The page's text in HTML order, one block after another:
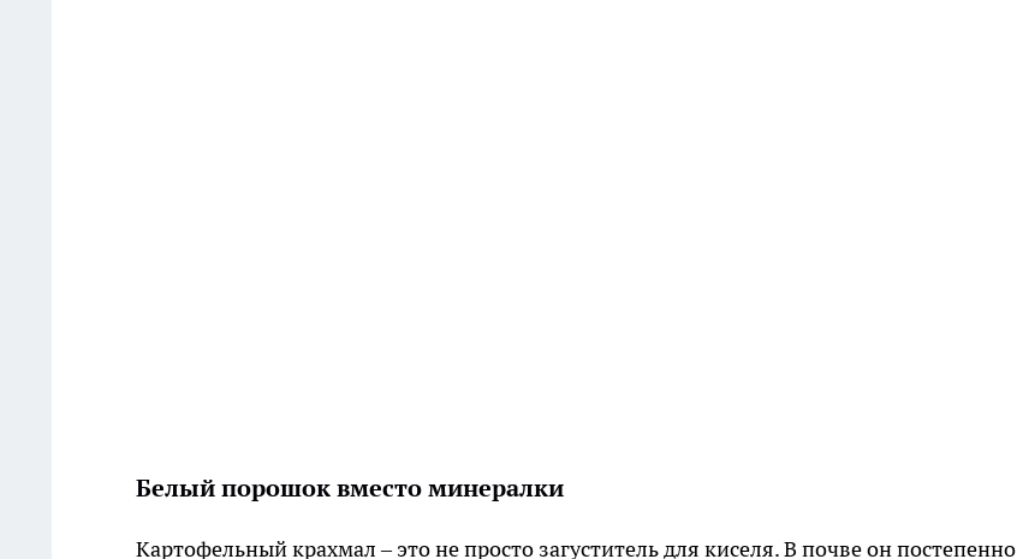
Белый порошок вместо минералки
Картофельный крахмал – это не просто загуститель для киселя. В почве он постепенно